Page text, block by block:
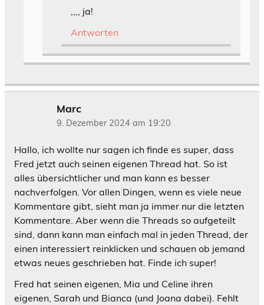
,,,, ja!
Antworten
Marc
9. Dezember 2024 am 19:20
Hallo, ich wollte nur sagen ich finde es super, dass
Fred jetzt auch seinen eigenen Thread hat. So ist
alles übersichtlicher und man kann es besser
nachverfolgen. Vor allen Dingen, wenn es viele neue
Kommentare gibt, sieht man ja immer nur die letzten
Kommentare. Aber wenn die Threads so aufgeteilt
sind, dann kann man einfach mal in jeden Thread, der
einen interessiert reinklicken und schauen ob jemand
etwas neues geschrieben hat. Finde ich super!
Fred hat seinen eigenen, Mia und Celine ihren
eigenen, Sarah und Bianca (und Joana dabei). Fehlt